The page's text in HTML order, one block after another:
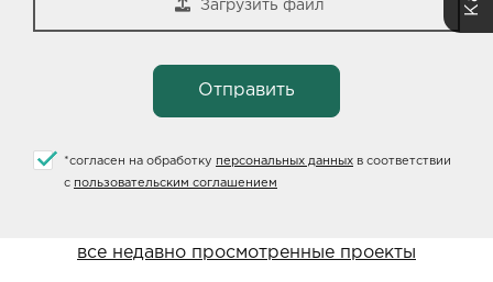
Загрузить файл
*согласен на обработку персональных данных в соответствии
с пользовательским соглашением
все недавно просмотренные проекты